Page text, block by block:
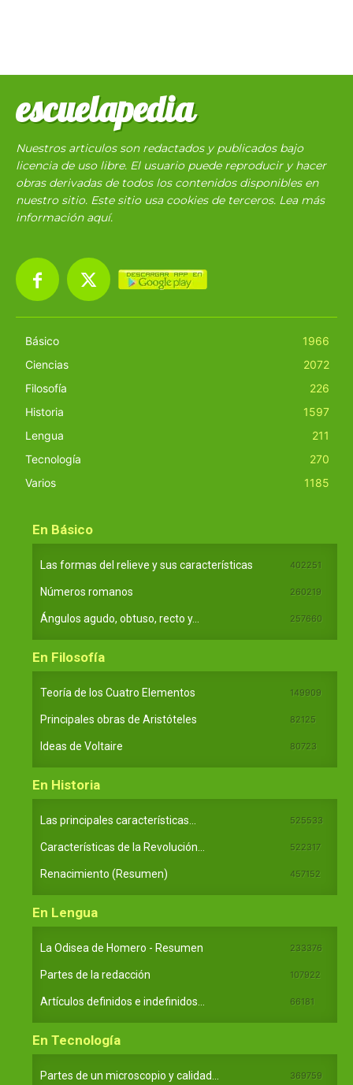
escuelapedia
Nuestros articulos son redactados y publicados bajo
licencia de uso libre. El usuario puede reproducir y hacer
obras derivadas de todos los contenidos disponibles en
nuestro sitio. Este sitio usa cookies de terceros. Lea más
información aquí.
Básico
1966
Ciencias
2072
Filosofía
226
Historia
1597
Lengua
211
Tecnología
270
Varios
1185
En Básico
Las formas del relieve y sus características 402251
Números romanos 260219
Ángulos agudo, obtuso, recto y... 257660
En Filosofía
Teoría de los Cuatro Elementos 149909
Principales obras de Aristóteles 82125
Ideas de Voltaire 80723
En Historia
Las principales características... 525533
Características de la Revolución... 522317
Renacimiento (Resumen) 457152
En Lengua
La Odisea de Homero - Resumen 233376
Partes de la redacción 107922
Artículos definidos e indefinidos... 66181
En Tecnología
Partes de un microscopio y calidad... 369759